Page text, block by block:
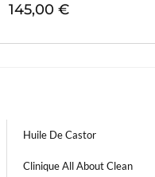
145,00 €
Huile De Castor
Clinique All About Clean